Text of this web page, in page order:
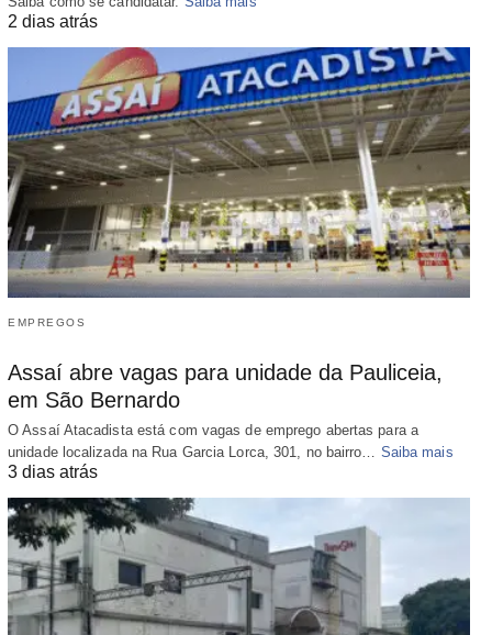
2 dias atrás
EMPREGOS
Assaí abre vagas para unidade da Pauliceia,
em São Bernardo
O Assaí Atacadista está com vagas de emprego abertas para a
unidade localizada na Rua Garcia Lorca, 301, no bairro… Saiba mais
3 dias atrás